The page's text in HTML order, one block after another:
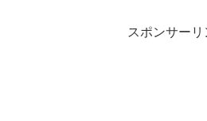
スポンサーリ